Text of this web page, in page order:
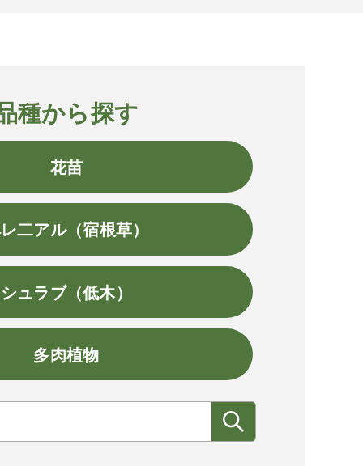
種から探す
花苗
二アル（宿根草）
シュラブ（低木）
多肉植物